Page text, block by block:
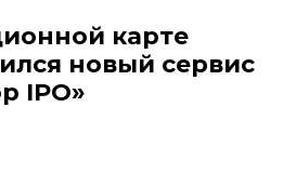
карте
новый сервис
IPO»